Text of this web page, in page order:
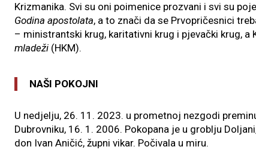
Krizmanika. Svi su oni poimenice prozvani i svi su
Godina apostolata, a to znači da se Prvopričesnici
– ministrantski krug, karitativni krug i pjevački krug,
mladeži (HKM).
NAŠI POKOJNI
U nedjelju, 26. 11. 2023. u prometnoj nezgodi
Dubrovniku, 16. 1. 2006. Pokopana je u groblju
don Ivan Aničić, župni vikar. Počivala u miru.